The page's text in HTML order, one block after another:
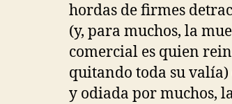
hordas de firmes
(y, para muchos, la
comercial es quien
quitando toda su valía)
y odiada por muchos,